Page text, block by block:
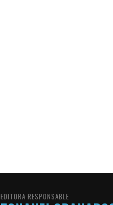
EDITORA RESPONSABLE